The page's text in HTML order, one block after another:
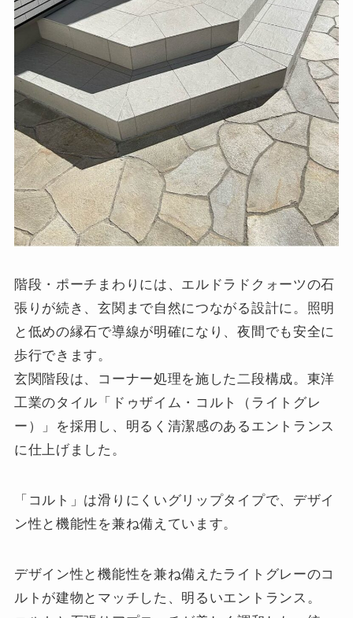
階段・ポーチまわりには、エルドラドクォーツの石
張りが続き、玄関まで自然につながる設計に。照明
と低めの縁石で導線が明確になり、夜間でも安全に
歩行できます。
玄関階段は、コーナー処理を施した二段構成。東洋
工業のタイル「ドゥザイム・コルト（ライトグレ
ー）」を採用し、明るく清潔感のあるエントランス
に仕上げました。
「コルト」は滑りにくいグリップタイプで、デザイ
ン性と機能性を兼ね備えています。
デザイン性と機能性を兼ね備えたライトグレーのコ
ルトが建物とマッチした、明るいエントランス。